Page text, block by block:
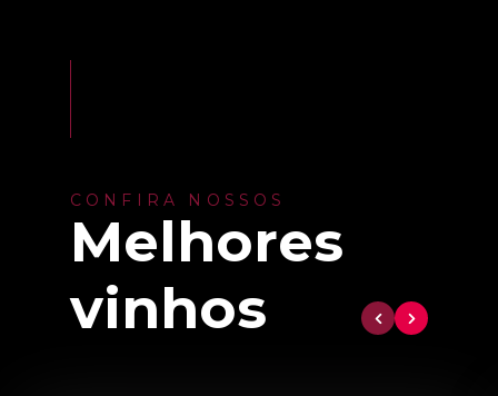
CONFIRA NOSSOS
Melhores
vinhos